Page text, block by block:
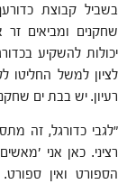
בשביל קבוצת
שחקנים ומביאים
יכולות להשקיע
לציון למשל החליטו
רעיון. יש בבת ים
"לגבי כדורגל, זה
רציני. כאן אני
הספורט ואין